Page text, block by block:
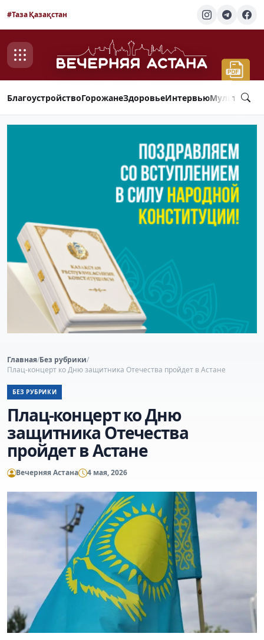
#Таза Қазақстан
БлагоустройствоГорожанеЗдоровьеИнтервью
Главная/Без рубрики/
Плац-концерт ко Дню защитника Отечества пройдет в Астане
БЕЗ РУБРИКИ
Плац-концерт ко Дню
защитника Отечества
пройдет в Астане
Вечерняя Астана 4 мая, 2026